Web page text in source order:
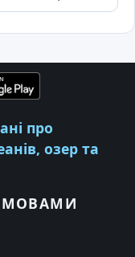
про
озер та
МОВАМИ